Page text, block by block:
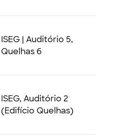
ISEG | Auditório 5,
Quelhas 6
ISEG, Auditório 2
(Edifício Quelhas)